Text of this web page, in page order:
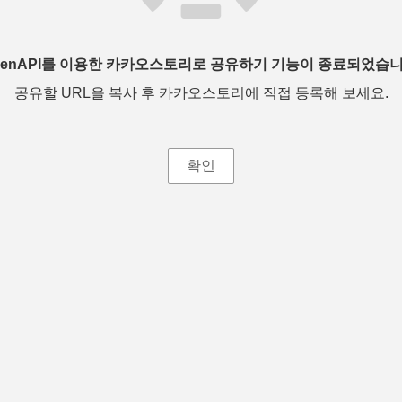
를 이용한 카카오스토리로 공유하기 기능이 종료되었습
공유할 URL을 복사 후 카카오스토리에 직접 등록해 보세요.
확인